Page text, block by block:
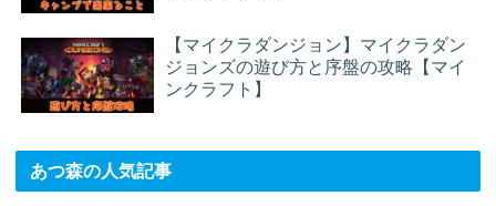
【マイクラダンジョン】マイクラダン
ジョンズの遊び方と序盤の攻略【マイ
ンクラフト】
あつ森の人気記事